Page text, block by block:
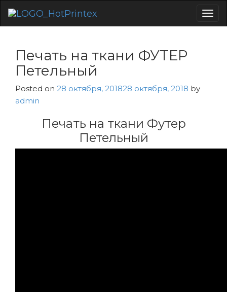
Печать на ткани ФУТЕР
Петельный
Posted on 28 октября, 201828 октября, 2018 by
admin
Печать на ткани Футер
Петельный